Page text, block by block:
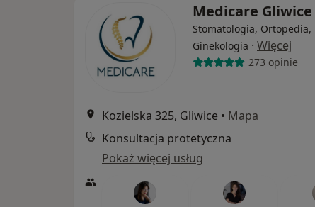
Medicare Gliwice
Stomatologia, Ortopedia,
Ginekologia · Więcej
273 opinie
Kozielska 325, Gliwice • Mapa
Konsultacja protetyczna
Pokaż więcej usług